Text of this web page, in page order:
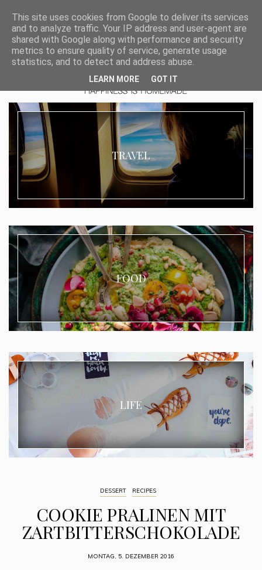
TRAVEL
FOOD
LIFE
DESSERT RECIPES
COOKIE PRALINEN MIT
ZARTBITTERSCHOKOLADE
MONTAG, 5. DEZEMBER 2016
This site uses cookies from Google to deliver its services
and to analyze traffic. Your IP address and user-agent are
shared with Google along with performance and security
metrics to ensure quality of service, generate usage
statistics, and to detect and address abuse.
LEARN MORE GOT IT